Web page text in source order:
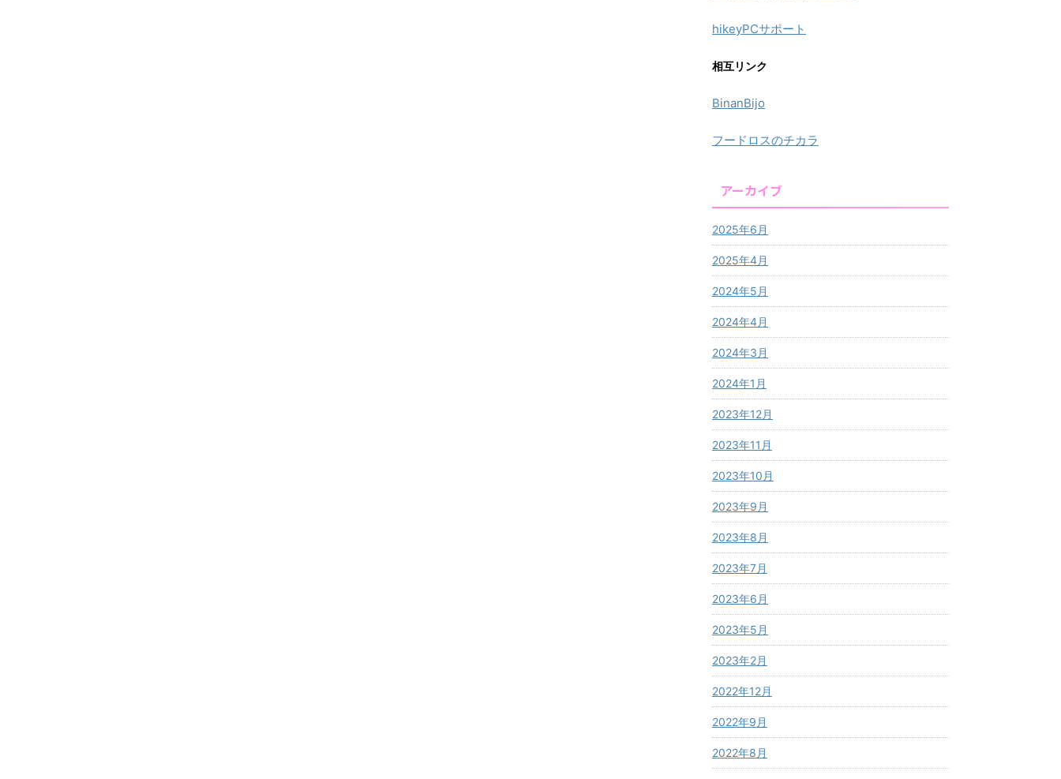
hikeyPCサポート
相互リンク
BinanBijo
フードロスのチカラ
アーカイブ
2025年6月
2025年4月
2024年5月
2024年4月
2024年3月
2024年1月
2023年12月
2023年11月
2023年10月
2023年9月
2023年8月
2023年7月
2023年6月
2023年5月
2023年2月
2022年12月
2022年9月
2022年8月